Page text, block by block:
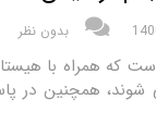
بدون نظر
است که همراه با
همچنین در